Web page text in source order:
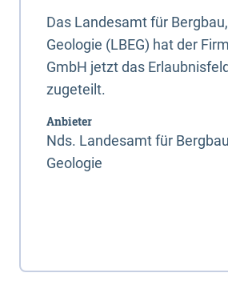
Das Landesamt für
Geologie (LBEG) hat der
GmbH jetzt das
zugeteilt.
Anbieter
Nds. Landesamt für
Geologie